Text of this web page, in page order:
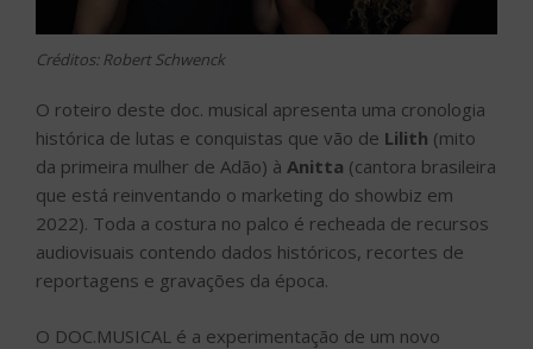
Créditos: Robert Schwenck
O roteiro deste doc. musical apresenta uma cronologia
histórica de lutas e conquistas que vão de Lilith (mito
da primeira mulher de Adão) à Anitta (cantora brasileira
que está reinventando o marketing do showbiz em
2022). Toda a costura no palco é recheada de recursos
audiovisuais contendo dados históricos, recortes de
reportagens e gravações da época.
O DOC.MUSICAL é a experimentação de um novo